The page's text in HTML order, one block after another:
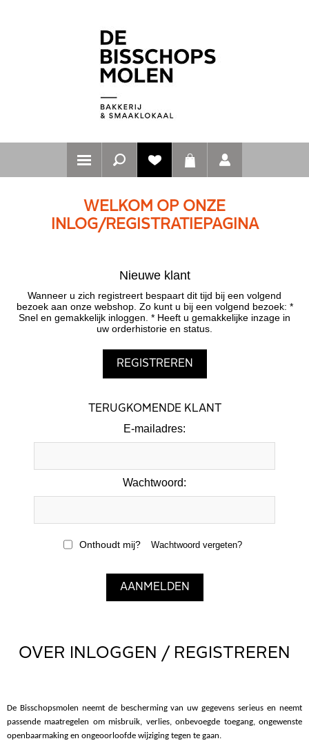
WELKOM OP ONZE
INLOG/REGISTRATIEPAGINA
Nieuwe klant
Wanneer u zich registreert bespaart dit tijd bij een volgend
bezoek aan onze webshop. Zo kunt u bij een volgend bezoek: *
Snel en gemakkelijk inloggen. * Heeft u gemakkelijke inzage in
uw orderhistorie en status.
TERUGKOMENDE KLANT
E-mailadres:
Wachtwoord:
Onthoudt mij? Wachtwoord vergeten?
OVER INLOGGEN / REGISTREREN
De Bisschopsmolen neemt de bescherming van uw gegevens serieus en neemt
passende maatregelen om misbruik, verlies, onbevoegde toegang, ongewenste
openbaarmaking en ongeoorloofde wijziging tegen te gaan.